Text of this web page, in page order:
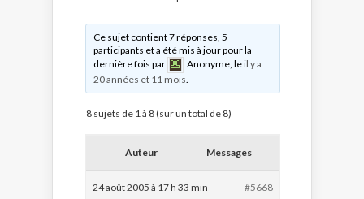
Ce sujet contient 7 réponses, 5
participants et a été mis à jour pour la
dernière fois par
Anonyme , leil y a
20 années et 11 mois
8 sujets de 1 à 8 (sur un total de 8)
Auteur Messages
24 août 2005 à 17 h 33 min #5668